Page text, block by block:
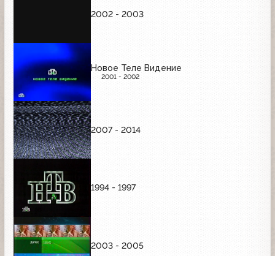
2002 - 2003
Новое Теле Видение
2001 - 2002
2007 - 2014
1994 - 1997
2003 - 2005